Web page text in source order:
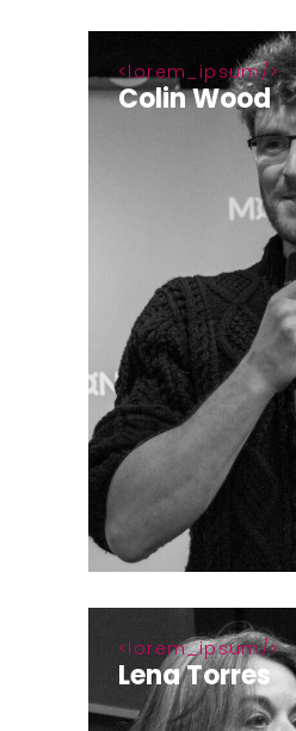
lorem_ipsum
Colin Wood
lorem_ipsum
Lena Torres